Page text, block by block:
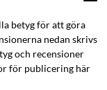
betyg för att göra
nedan skrivs
och recensioner
för publicering här